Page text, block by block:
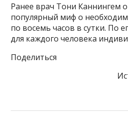
Ранее врач Тони Каннингем
популярный миф о
по восемь часов в сутки. По
для каждого человека
Поделиться